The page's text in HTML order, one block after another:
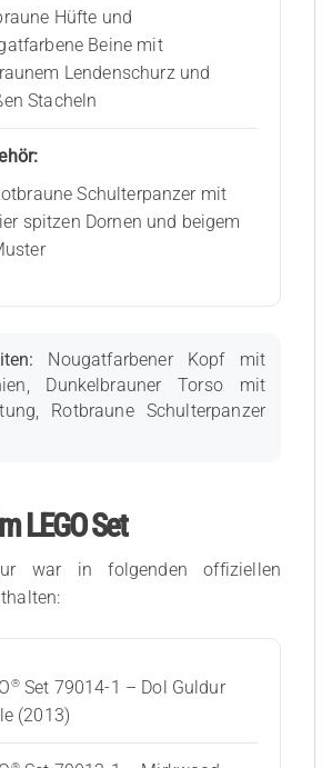
Hüfte und
Beine mit
Lendenschurz und
Stacheln
Schulterpanzer mit
spitzen Dornen und beigem
Nougatfarbener Kopf mit
Dunkelbrauner Torso mit
Rotbraune Schulterpanzer
LEGO Set
war in folgenden offiziellen
®Set 79014-1 – Dol Guldur
(2013)